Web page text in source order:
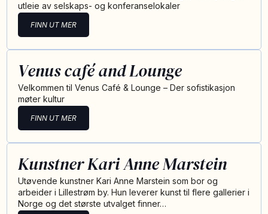
utleie av selskaps- og konferanselokaler
FINN UT MER
Venus café and Lounge
Velkommen til Venus Café & Lounge – Der sofistikasjon
møter kultur
FINN UT MER
Kunstner Kari Anne Marstein
Utøvende kunstner Kari Anne Marstein som bor og
arbeider i Lillestrøm by. Hun leverer kunst til flere gallerier i
Norge og det største utvalget finner…